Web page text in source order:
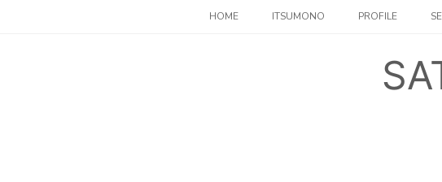
HOME ITSUMONO PROFILE